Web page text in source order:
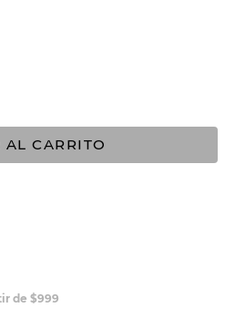
CARRITO
de $999